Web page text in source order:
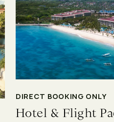
DIRECT BOOKING ONLY
Hotel & Flight